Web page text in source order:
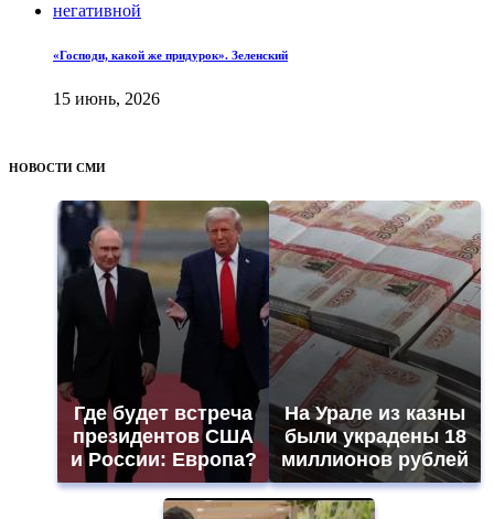
«Господи, какой же придурок». Зеленский
15 июнь, 2026
НОВОСТИ СМИ
Где будет встреча
президентов США
и России: Европа?
На Урале из казны
были украдены 18
миллионов рублей